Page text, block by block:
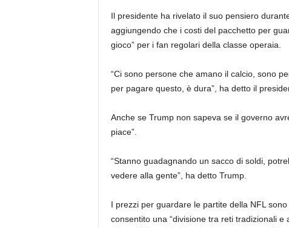
Il presidente ha rivelato il suo pensiero
aggiungendo che i costi del pacchetto per
gioco” per i fan regolari della classe operaia.
“Ci sono persone che amano il calcio, sono
per pagare questo, è dura”, ha detto il
Anche se Trump non sapeva se il governo
piace”.
“Stanno guadagnando un sacco di soldi,
vedere alla gente”, ha detto Trump.
I prezzi per guardare le partite della NFL
consentito una “divisione tra reti tradizionali